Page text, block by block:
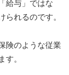
給与」ではな
られるのです。
険のような従業
す。